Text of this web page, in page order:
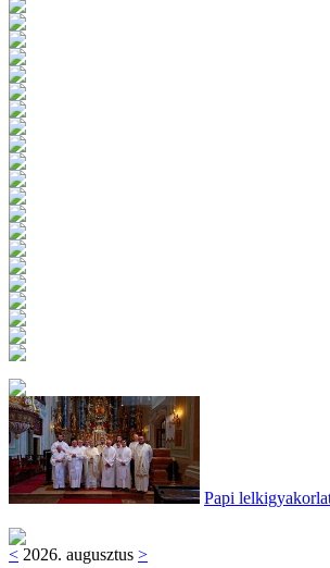
Papi
< 2026. augusztus >